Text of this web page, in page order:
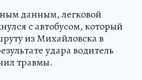
данным, легковой
с автобусом, который
из Михайловска в
удара водитель
травмы.